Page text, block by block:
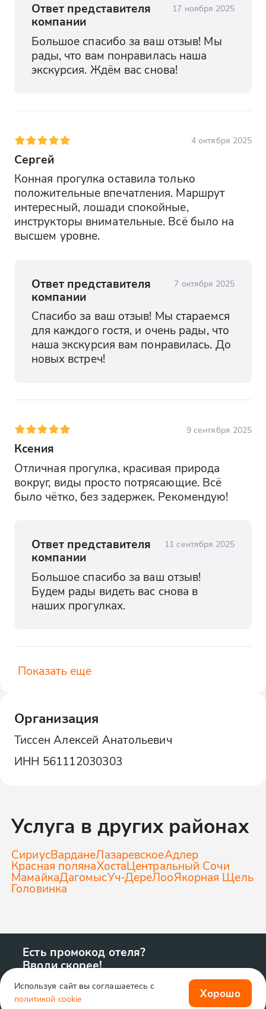
Ответ представителя
компании
17 ноября 2025
Большое спасибо за ваш отзыв! Мы
рады, что вам понравилась наша
экскурсия. Ждём вас снова!
4 октября 2025
Сергей
Конная прогулка оставила только
положительные впечатления. Маршрут
интересный, лошади спокойные,
инструкторы внимательные. Всё было на
высшем уровне.
Ответ представителя
компании
7 октября 2025
Спасибо за ваш отзыв! Мы стараемся
для каждого гостя, и очень рады, что
наша экскурсия вам понравилась. До
новых встреч!
9 сентября 2025
Ксения
Отличная прогулка, красивая природа
вокруг, виды просто потрясающие. Всё
было чётко, без задержек. Рекомендую!
Ответ представителя
компании
11 сентября 2025
Большое спасибо за ваш отзыв!
Будем рады видеть вас снова в
наших прогулках.
Показать еще
Организация
Тиссен Алексей Анатольевич
ИНН 561112030303
Услуга в других районах
СириусВарданеЛазаревскоеАдлер
Красная полянаХостаЦентральный Сочи
МамайкаДагомысУч-ДереЛооЯкорная Щель
Головинка
Есть промокод отеля?
Вводи скорее!
Используя сайт вы соглашаетесь с
политикой cookie
Хорошо